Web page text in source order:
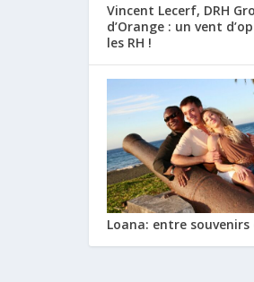
Vincent Lecerf, DRH
d’Orange : un vent
les RH !
Loana: entre